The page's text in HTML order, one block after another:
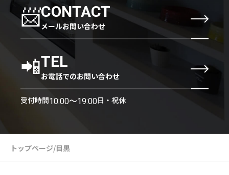
📨CONTACT
メールお問い合わせ
📲TEL
お電話でのお問い合わせ
受付時間10:00〜19:00日・祝休
トップページ/目黒